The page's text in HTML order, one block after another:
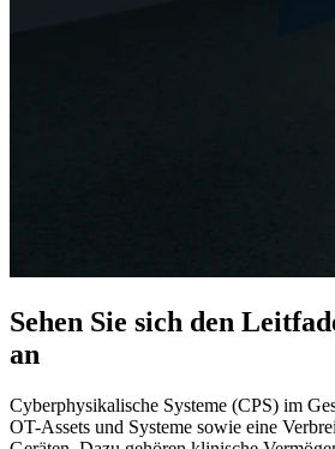
Sehen Sie sich den
an
Cyberphysikalische Systeme (CPS) im
OT-Assets und Systeme sowie eine